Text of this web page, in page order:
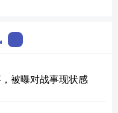
被曝对战事现状感